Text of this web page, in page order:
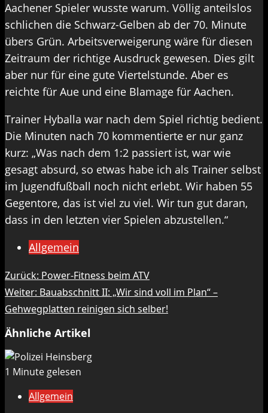
Aachener Spieler wusste warum. Völlig anteilslos
schlichen die Schwarz-Gelben ab der 70. Minute
übers Grün. Arbeitsverweigerung wäre für diesen
Zeitraum der richtige Ausdruck gewesen. Dies gilt
aber nur für eine gute Viertelstunde. Aber es
reichte für Aue und eine Blamage für Aachen.
Trainer Hyballa war nach dem Spiel richtig bedient.
Die Minuten nach 70 kommentierte er nur ganz
kurz: „Was nach dem 1:2 passiert ist, war wie
gesagt absurd, so etwas habe ich als Trainer selbst
im Jugendfußball noch nicht erlebt. Wir haben 55
Gegentore, das ist viel zu viel. Wir tun gut daran,
dass in den letzten vier Spielen abzustellen.“
Allgemein
Beitragsnavigation
Zurück: Power-Fitness beim ATV
Weiter: Bauabschnitt II: „Wir sind voll im Plan“ –
Gehwegplatten reinigen sich selber!
Ähnliche Artikel
1 Minute gelesen
Allgemein